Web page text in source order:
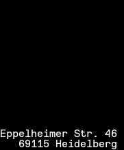
Eppelheimer Str. 46
69115 Heidelberg